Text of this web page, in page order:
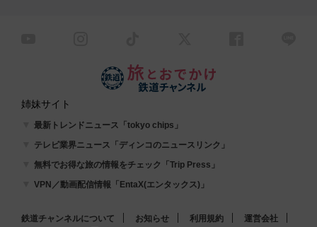
姉妹サイト
最新トレンドニュース「tokyo chips」
テレビ業界ニュース「ディンコのニュースリンク」
無料でお得な旅の情報をチェック「Trip Press」
VPN／動画配信情報「EntaX(エンタックス)」
鉄道チャンネルについて お知らせ 利用規約
運営会社